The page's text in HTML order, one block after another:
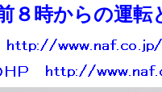
８時からの運転